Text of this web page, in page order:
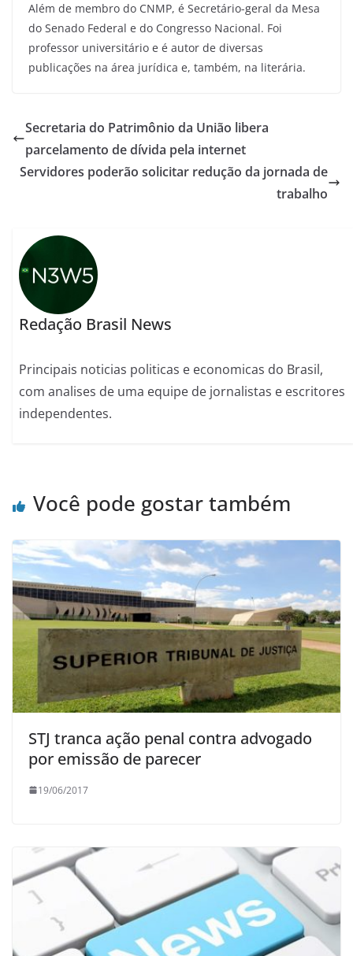
Além de membro do CNMP, é Secretário-geral da Mesa
do Senado Federal e do Congresso Nacional. Foi
professor universitário e é autor de diversas
publicações na área jurídica e, também, na literária.
Secretaria do Patrimônio da União libera
parcelamento de dívida pela internet
Servidores poderão solicitar redução da jornada de
trabalho
Redação Brasil News
Principais noticias politicas e economicas do Brasil,
com analises de uma equipe de jornalistas e escritores
independentes.
Você pode gostar também
STJ tranca ação penal contra advogado
por emissão de parecer
19/06/2017